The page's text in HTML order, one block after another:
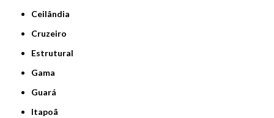
Ceilândia
Cruzeiro
Estrutural
Gama
Guará
Itapoã